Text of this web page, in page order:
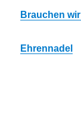
Brauchen
Ehrennadel